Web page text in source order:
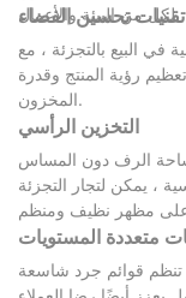
لكل من البيئة والأعمال.
تقنيات تحسين الفضاء
في البيع بالتجزئة ، مع
رؤية المنتج وقدرة
المخزون.
التخزين الرأسي
الرف دون المساس
، يمكن لتجار التجزئة
متعددة المستويات
تنظم قوائم جرد شاسعة